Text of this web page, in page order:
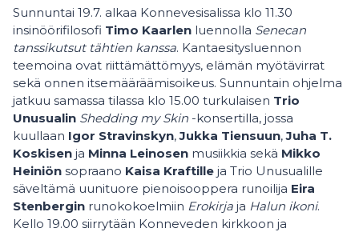
Sunnuntai 19.7. alkaa Konnevesisalissa klo 11.30
insinöörifilosofi Timo Kaarlen luennolla Senecan
tanssikutsut tähtien kanssa. Kantaesitysluennon
teemoina ovat riittämättömyys, elämän myötävirrat
sekä onnen itsemääräämisoikeus. Sunnuntain ohjelma
jatkuu samassa tilassa klo 15.00 turkulaisen Trio
Unusualin Shedding my Skin -konsertilla, jossa
kuullaan Igor Stravinskyn,Jukka Tiensuun,Juha T.
Koskisen ja Minna Leinosen musiikkia sekä Mikko
Heiniön sopraano Kaisa Kraftille ja Trio Unusualille
säveltämä uunituore pienoisooppera runoilija Eira
Stenbergin runokokoelmiin Erokirja ja Halun ikoni.
Kello 19.00 siirrytään Konneveden kirkkoon ja